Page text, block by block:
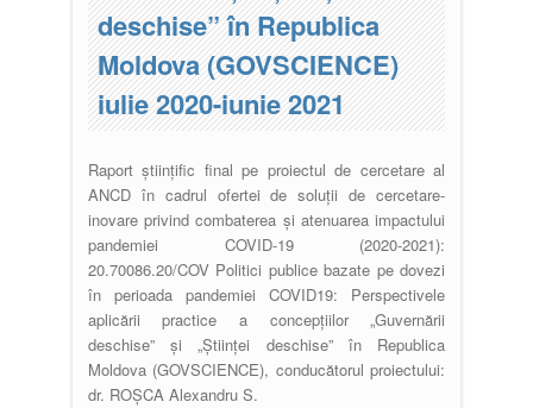
deschise” în Republica
Moldova (GOVSCIENCE)
iulie 2020-iunie 2021
Raport științific final pe proiectul de cercetare al
ANCD în cadrul ofertei de soluții de cercetare-
inovare privind combaterea și atenuarea impactului
pandemiei COVID-19 (2020-2021):
20.70086.20/COV Politici publice bazate pe dovezi
în perioada pandemiei COVID19: Perspectivele
aplicării practice a concepțiilor „Guvernării
deschise” și „Științei deschise” în Republica
Moldova (GOVSCIENCE), conducătorul proiectului:
dr. ROȘCA Alexandru S.